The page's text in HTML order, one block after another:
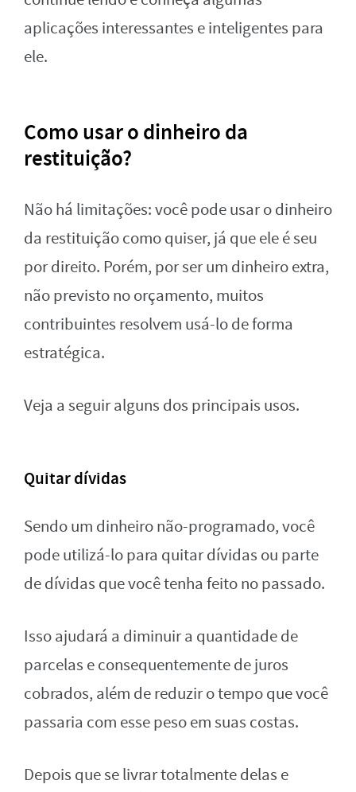
aplicações interessantes e inteligentes para
ele.
Como usar o dinheiro da
restituição?
Não há limitações: você pode usar o dinheiro
da restituição como quiser, já que ele é seu
por direito. Porém, por ser um dinheiro extra,
não previsto no orçamento, muitos
contribuintes resolvem usá-lo de forma
estratégica.
Veja a seguir alguns dos principais usos.
Quitar dívidas
Sendo um dinheiro não-programado, você
pode utilizá-lo para quitar dívidas ou parte
de dívidas que você tenha feito no passado.
Isso ajudará a diminuir a quantidade de
parcelas e consequentemente de juros
cobrados, além de reduzir o tempo que você
passaria com esse peso em suas costas.
Depois que se livrar totalmente delas e